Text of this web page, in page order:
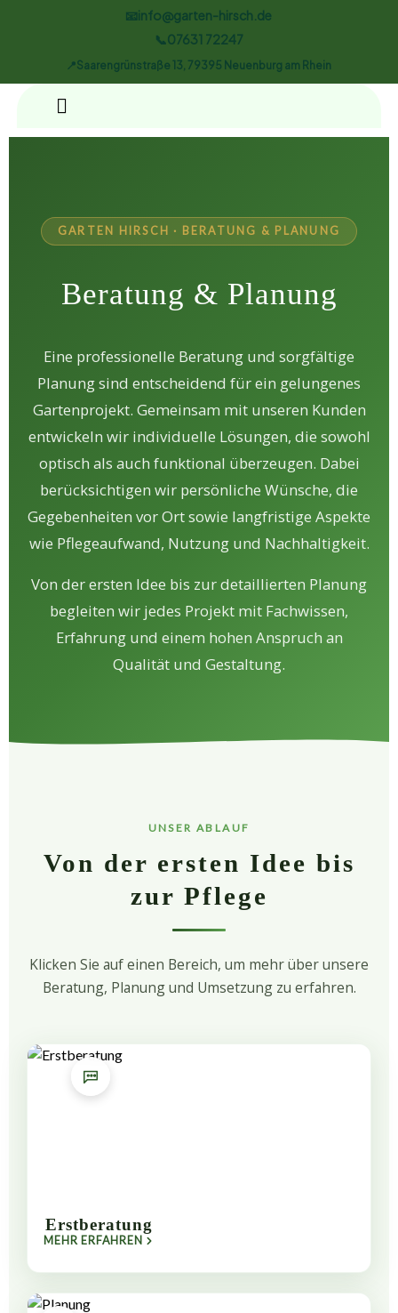
📧info@garten-hirsch.de
📞07631 72247
📍Saarengrünstraße 13, 79395 Neuenburg am Rhein
GARTEN HIRSCH · BERATUNG & PLANUNG
Beratung & Planung
Eine professionelle Beratung und sorgfältige
Planung sind entscheidend für ein gelungenes
Gartenprojekt. Gemeinsam mit unseren Kunden
entwickeln wir individuelle Lösungen, die sowohl
optisch als auch funktional überzeugen. Dabei
berücksichtigen wir persönliche Wünsche, die
Gegebenheiten vor Ort sowie langfristige Aspekte
wie Pflegeaufwand, Nutzung und Nachhaltigkeit.
Von der ersten Idee bis zur detaillierten Planung
begleiten wir jedes Projekt mit Fachwissen,
Erfahrung und einem hohen Anspruch an
Qualität und Gestaltung.
UNSER ABLAUF
Von der ersten Idee bis
zur Pflege
Klicken Sie auf einen Bereich, um mehr über unsere
Beratung, Planung und Umsetzung zu erfahren.
Erstberatung
MEHR ERFAHREN